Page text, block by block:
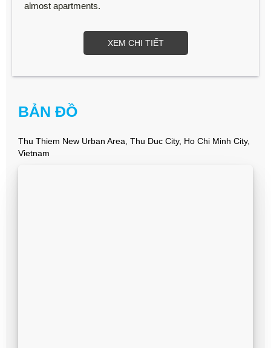
almost apartments.
XEM CHI TIẾT
BẢN ĐỒ
Thu Thiem New Urban Area, Thu Duc City, Ho Chi Minh City,
Vietnam